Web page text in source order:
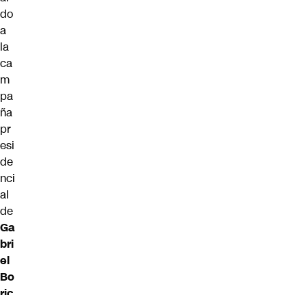
do
a
la
ca
m
pa
ña
pr
esi
de
nci
al
de
Ga
bri
el
Bo